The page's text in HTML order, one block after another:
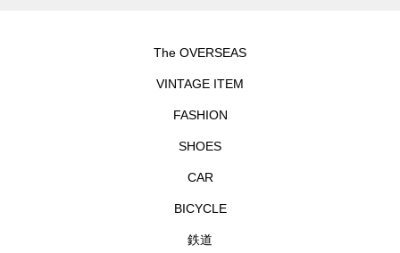
The OVERSEAS
VINTAGE ITEM
FASHION
SHOES
CAR
BICYCLE
鉄道